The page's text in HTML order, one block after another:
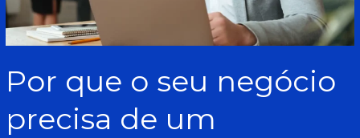
Por que o seu negócio
precisa de um
em
tráfego
pago